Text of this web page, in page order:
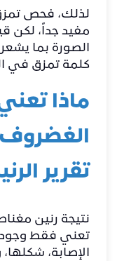
لذلك، فحص
مفيد جداً، لكن
الصورة بما
كلمة تمزق في
ماذا
تقرير
نتيجة رنين
تعني فقط وجود
الإصابة،